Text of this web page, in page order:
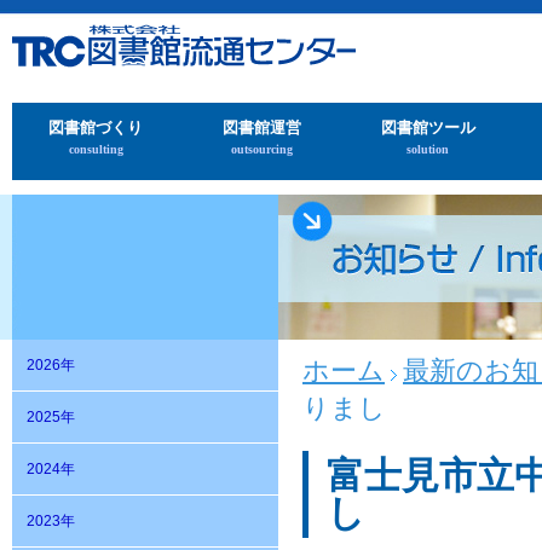
図書館づくり
consulting
図書館運営
outsourcing
図書館ツール
solution
2026年
2025年
2024年
2023年
ホーム
最新のお
りまし
富士見市立
し